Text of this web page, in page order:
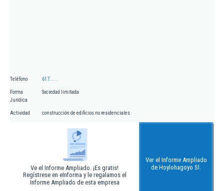
Teléfono 617.....
Forma
Jurídica
Sociedad limitada
Actividad construcción de edificios no residenciales
Ve el Informe Ampliado. ¡Es gratis!
Regístrese en eInforma y le regalamos el
Informe Ampliado de esta empresa
Ver el Informe Ampliado
de Hoylohagoyo Sl.